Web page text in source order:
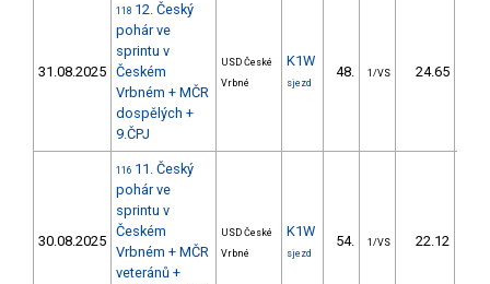
31.08.2025
118 12. Český
pohár ve
sprintu v
Českém
Vrbném + MČR
dospělých +
9.ČPJ
USD České
Vrbné
K1W
sjezd
48. 1/VS 24.65
30.08.2025
116 11. Český
pohár ve
sprintu v
Českém
Vrbném + MČR
veteránů +
USD České
Vrbné
K1W
sjezd
54. 1/VS 22.12